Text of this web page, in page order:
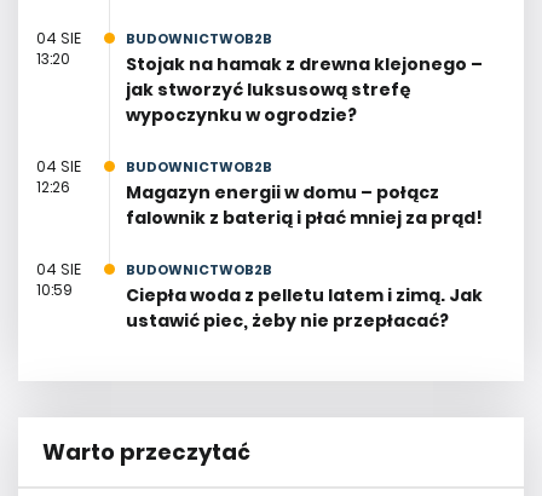
04 SIE
13:20
BUDOWNICTWOB2B
Stojak na hamak z drewna klejonego –
jak stworzyć luksusową strefę
wypoczynku w ogrodzie?
04 SIE
12:26
BUDOWNICTWOB2B
Magazyn energii w domu – połącz
falownik z baterią i płać mniej za prąd!
04 SIE
10:59
BUDOWNICTWOB2B
Ciepła woda z pelletu latem i zimą. Jak
ustawić piec, żeby nie przepłacać?
Warto przeczytać